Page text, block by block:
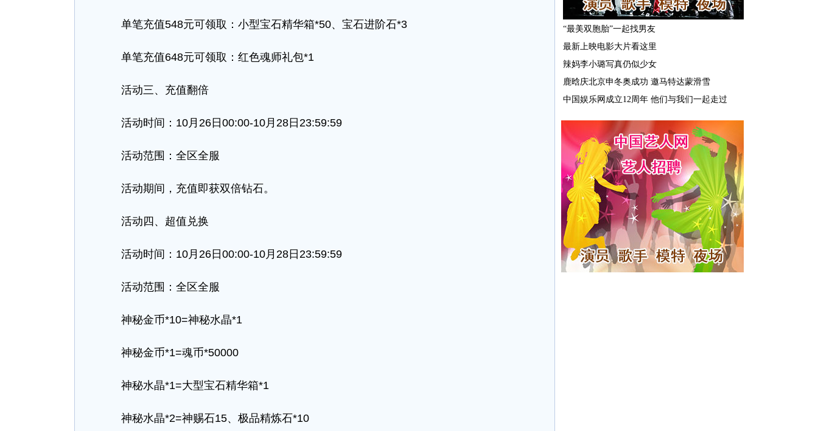
单笔充值548元可领取：小型宝石精华箱*50、宝石进阶石*3
单笔充值648元可领取：红色魂师礼包*1
活动三、充值翻倍
活动时间：10月26日00:00-10月28日23:59:59
活动范围：全区全服
活动期间，充值即获双倍钻石。
活动四、超值兑换
活动时间：10月26日00:00-10月28日23:59:59
活动范围：全区全服
神秘金币*10=神秘水晶*1
神秘金币*1=魂币*50000
神秘水晶*1=大型宝石精华箱*1
神秘水晶*2=神赐石15、极品精炼石*10